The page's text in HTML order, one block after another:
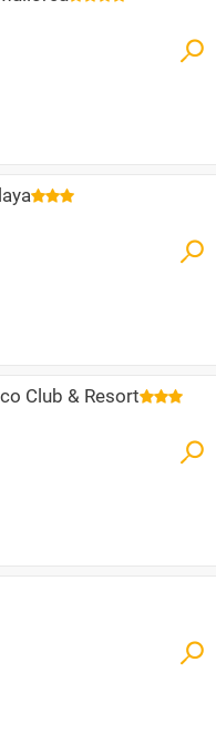
Club & Resort